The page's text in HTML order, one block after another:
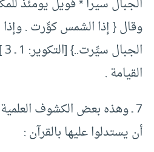
وقال {‏ إذا الشمس كوِّرت .‏ وإذا
القيامة .‏
‏7 ـ وهذه بعض الكشوف
أن يستدلوا عليها بالقرآن :‏